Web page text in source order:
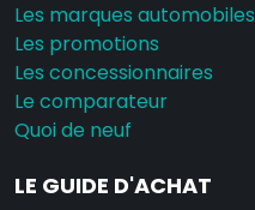
Les marques automobiles
Les promotions
Les concessionnaires
Le comparateur
Quoi de neuf
LE GUIDE D'ACHAT